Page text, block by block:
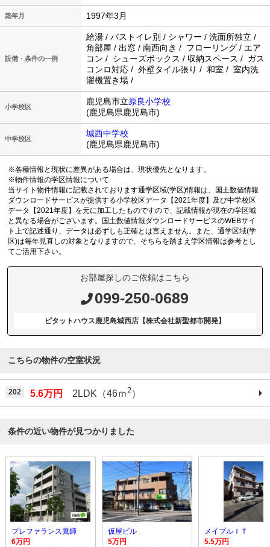
築年月 1997年3月
設備・条件の一例
給湯 / バストイレ別 / シャワー / 洗面所独立 /
角部屋 / 出窓 / 南西向き / フローリング / エア
コン / シューズボックス / 収納スペース / ガス
コンロ対応 / 外壁タイル張り / 和室 / 室内洗
濯機置き場 /
小学校区
鹿児島市立原良小学校
(鹿児島県鹿児島市)
中学校区
城西中学校
(鹿児島県鹿児島市)
※各種情報と現状に差異がある場合は、現状優先となります。
※物件情報の学区情報について
当サイト物件情報に記載されております通学区域(学区)情報は、国土数値情報
ダウンロードサービスが提供する小学校区データ【2021年度】及び中学校区
データ【2021年度】を元に加工したものですので、記載情報が現在の学区域
と異なる場合がございます。国土数値情報ダウンロードサービスのWEBサイ
ト上で記述通り、データは必ずしも正確とは言えません。また、通学区域(学
区)は毎年見直しの対象となりますので、そちらを踏まえ学区情報は参考とし
てご活用下さい。
お部屋探しのご依頼はこちら
099-250-0689
ピタットハウス鹿児島城西店【株式会社新聖都市開発】
こちらの物件の空室状況
202 5.6万円 2LDK（46ｍ2）
条件の近い物件が見つかりました
プレファランス鷹師
6万円
仮屋ビル
5万円
メイプルＩＴ
5.5万円